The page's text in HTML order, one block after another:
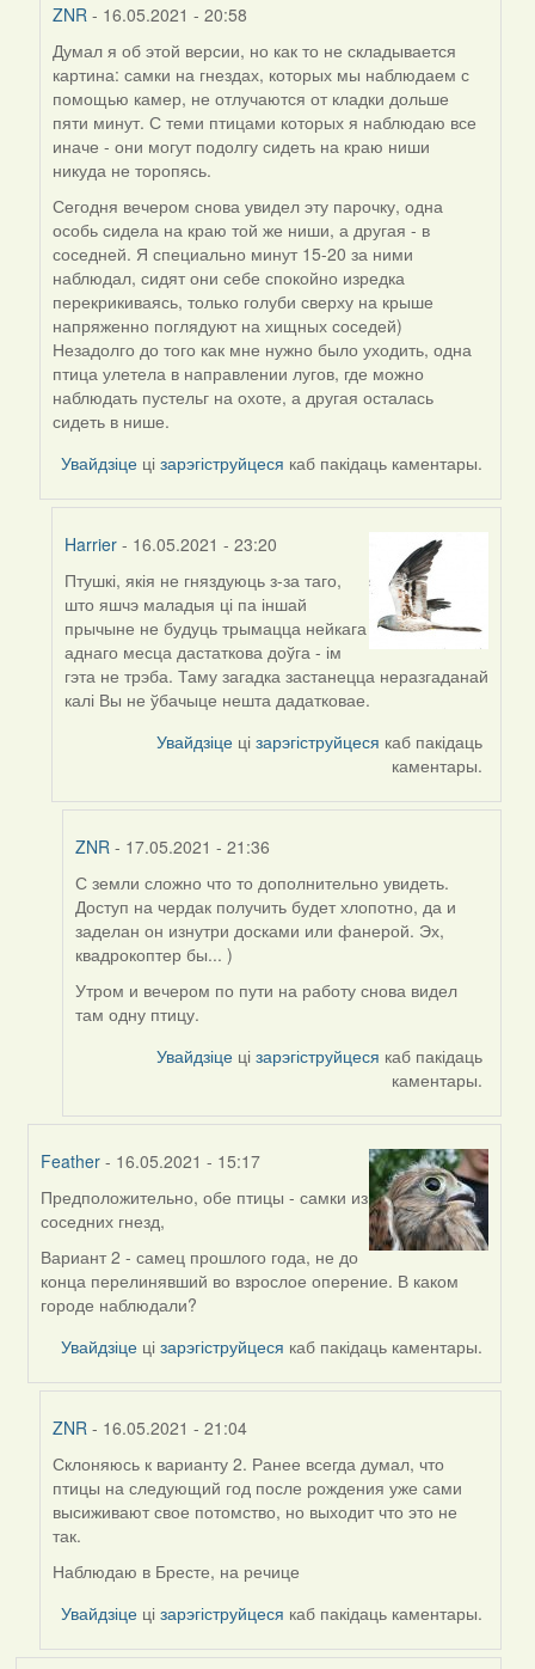
ZNR - 16.05.2021 - 20:58
In
reply
to
by
Harrier
Думал я об этой версии, но как то не складывается
картина: самки на гнездах, которых мы наблюдаем с
помощью камер, не отлучаются от кладки дольше
пяти минут. С теми птицами которых я наблюдаю все
иначе - они могут подолгу сидеть на краю ниши
никуда не торопясь.
Сегодня вечером снова увидел эту парочку, одна
особь сидела на краю той же ниши, а другая - в
соседней. Я специально минут 15-20 за ними
наблюдал, сидят они себе спокойно изредка
перекрикиваясь, только голуби сверху на крыше
напряженно поглядуют на хищных соседей)
Незадолго до того как мне нужно было уходить, одна
птица улетела в направлении лугов, где можно
наблюдать пустельг на охоте, а другая осталась
сидеть в нише.
Увайдзіце цізарэгіструйцеся каб пакідаць каментары.
Harrier- 16.05.2021 - 23:20
In
reply
to
by
ZNR
Птушкі, якія не гняздуюць з-за таго,
што яшчэ маладыя ці па іншай
прычыне не будуць трымацца нейкага
аднаго месца дастаткова доўга - ім
гэта не трэба. Таму загадка застанецца неразгаданай
калі Вы не ўбачыце нешта дадатковае.
Увайдзіце цізарэгіструйцеся каб пакідаць
каментары.
ZNR - 17.05.2021 - 21:36
In
reply
to
by
Harrier
С земли сложно что то дополнительно увидеть.
Доступ на чердак получить будет хлопотно, да и
заделан он изнутри досками или фанерой. Эх,
квадрокоптер бы... )
Утром и вечером по пути на работу снова видел
там одну птицу.
Увайдзіце цізарэгіструйцеся каб пакідаць
каментары.
Feather - 16.05.2021 - 15:17
In
reply
to
by
ZNR
Предположительно, обе птицы - самки из
соседних гнезд,
Вариант 2 - самец прошлого года, не до
конца перелинявший во взрослое оперение. В каком
городе наблюдали?
Увайдзіце цізарэгіструйцеся каб пакідаць каментары.
ZNR - 16.05.2021 - 21:04
In
reply
to
by
Feather
Склоняюсь к варианту 2. Ранее всегда думал, что
птицы на следующий год после рождения уже сами
высиживают свое потомство, но выходит что это не
так.
Наблюдаю в Бресте, на речице
Увайдзіце цізарэгіструйцеся каб пакідаць каментары.